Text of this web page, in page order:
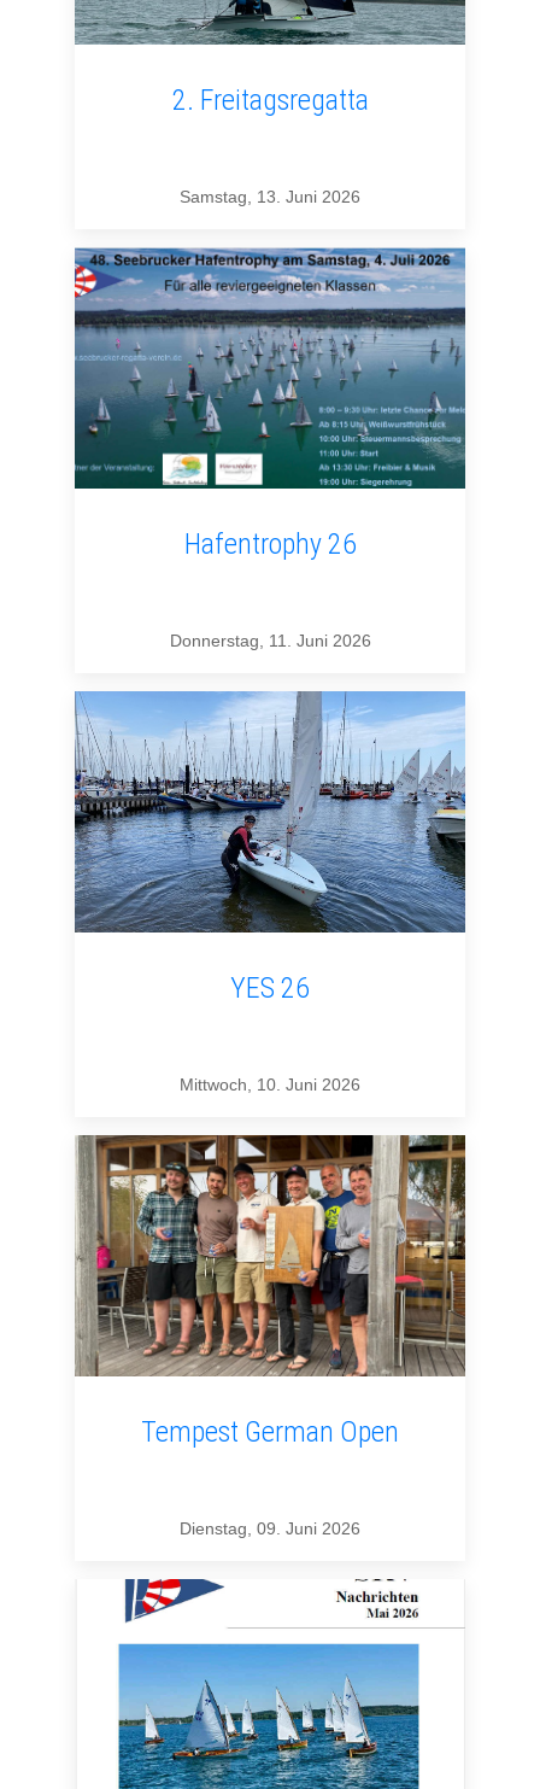
2. Freitagsregatta
Samstag, 13. Juni 2026
Hafentrophy 26
Donnerstag, 11. Juni 2026
YES 26
Mittwoch, 10. Juni 2026
Tempest German Open
Dienstag, 09. Juni 2026